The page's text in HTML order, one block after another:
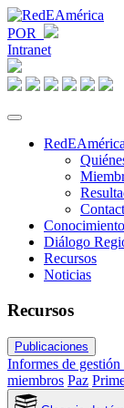
POR
Intranet
RedEAmérica
Diálogo
Recursos
Noticias
Recursos
Publicaciones
Informes de gestión
miembros Paz